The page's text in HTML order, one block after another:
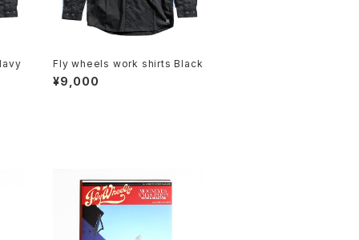
Fly wheels work shirts Black
¥9,000